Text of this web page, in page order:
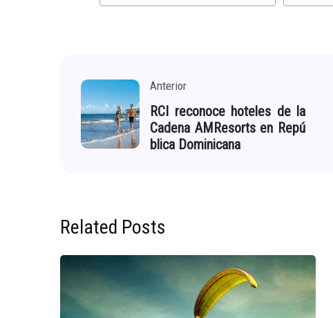
Anterior
RCI reconoce hoteles de la
Cadena AMResorts en Repú
blica Dominicana
Related Posts